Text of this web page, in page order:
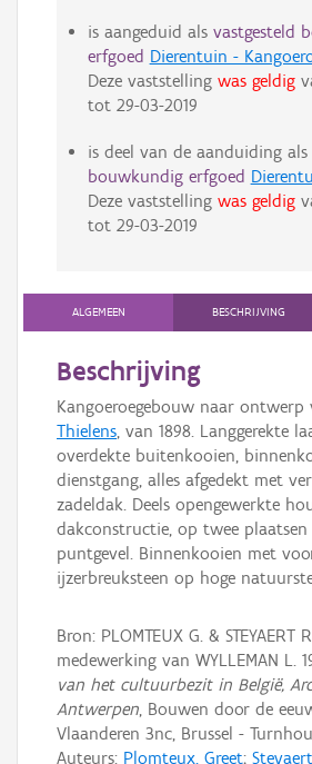
is aangeduid als vastgesteld
erfgoed Dierentuin -
Deze vaststelling was geldig
tot 29-03-2019
is deel van de aanduiding als
bouwkundig erfgoed
Deze vaststelling was geldig
tot 29-03-2019
ALGEMEEN BESCHRIJVING
Beschrijving
Kangoeroegebouw naar ontwerp
Thielens, van 1898. Langgerekte
overdekte buitenkooien,
dienstgang, alles afgedekt met
zadeldak. Deels opengewerkte
dakconstructie, op twee
puntgevel. Binnenkooien met
ijzerbreuksteen op hoge
Bron: PLOMTEUX G. & STEYAERT
medewerking van WYLLEMAN L.
van het cultuurbezit in België,
Antwerpen, Bouwen door de
Vlaanderen 3nc, Brussel -
Auteurs: Plomteux, Greet;